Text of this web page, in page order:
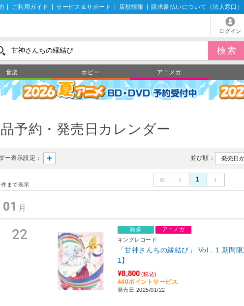
ご利用ガイド サービス＆サポート 店舗情報 請求書払いについて（法人窓口）
ログイン
音楽 ホビー アニメガ
予約・発売日カレンダー
並び順：
ー表示設定：
件まで表示
1
01 月
22 映像
アニメガ
キングレコード
「甘神さんちの縁結び」 Vol．1 期間
1】
¥8,800 (税込)
440ポイントサービス
発売日:2025/01/22